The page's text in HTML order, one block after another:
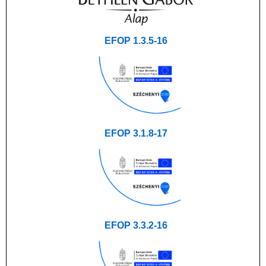
EFOP 1.3.5-16
EFOP 3.1.8-17
EFOP 3.3.2-16